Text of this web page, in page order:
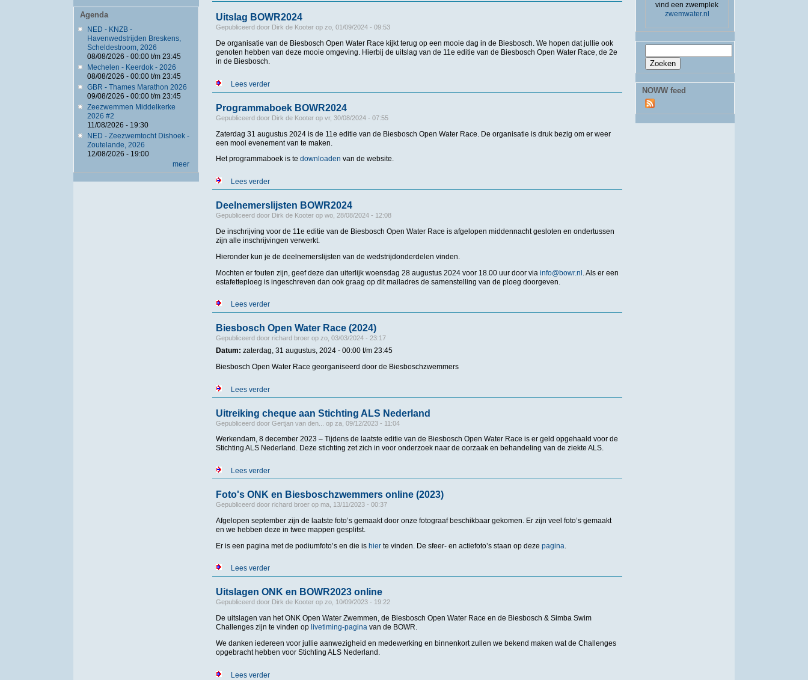
Agenda
NED - KNZB -
Havenwedstrijden Breskens,
Scheldestroom, 2026
08/08/2026 - 00:00t/m 23:45
Mechelen - Keerdok - 2026
08/08/2026 - 00:00t/m 23:45
GBR - Thames Marathon 2026
09/08/2026 - 00:00t/m 23:45
Zeezwemmen Middelkerke
2026 #2
11/08/2026 - 19:30
NED - Zeezwemtocht Dishoek -
Zoutelande, 2026
12/08/2026 - 19:00
meer
Uitslag BOWR2024
Gepubliceerd door Dirk de Kooterop zo, 01/09/2024 - 09:53
De organisatie van de Biesbosch Open Water Race kijkt terug op een mooie dag in de Biesbosch. We hopen dat jullie ook
genoten hebben van deze mooie omgeving. Hierbij de uitslag van de 11e editie van de Biesbosch Open Water Race, de 2e
in de Biesbosch.
Lees verderover Uitslag BOWR2024
Programmaboek BOWR2024
Gepubliceerd door Dirk de Kooterop vr, 30/08/2024 - 07:55
Zaterdag 31 augustus 2024 is de 11e editie van de Biesbosch Open Water Race. De organisatie is druk bezig om er weer
een mooi evenement van te maken.
Het programmaboek is te downloaden van de website.
Lees verderover Programmaboek BOWR2024
Deelnemerslijsten BOWR2024
Gepubliceerd door Dirk de Kooterop wo, 28/08/2024 - 12:08
De inschrijving voor de 11e editie van de Biesbosch Open Water Race is afgelopen middennacht gesloten en ondertussen
zijn alle inschrijvingen verwerkt.
Hieronder kun je de deelnemerslijsten van de wedstrijdonderdelen vinden.
Mochten er fouten zijn, geef deze dan uiterlijk woensdag 28 augustus 2024 voor 18.00 uur door via info@bowr.nl . Als er een
estafetteploeg is ingeschreven dan ook graag op dit mailadres de samenstelling van de ploeg doorgeven.
Lees verderover Deelnemerslijsten BOWR2024
Biesbosch Open Water Race (2024)
Gepubliceerd door richard broerop zo, 03/03/2024 - 23:17
Datum: zaterdag, 31 augustus, 2024 - 00:00t/m 23:45
Biesbosch Open Water Race georganiseerd door de Biesboschzwemmers
Lees verderover Biesbosch Open Water Race (2024)
Uitreiking cheque aan Stichting ALS Nederland
Gepubliceerd door Gertjan van den... op za, 09/12/2023 - 11:04
Werkendam, 8 december 2023 – Tijdens de laatste editie van de Biesbosch Open Water Race is er geld opgehaald voor de
Stichting ALS Nederland. Deze stichting zet zich in voor onderzoek naar de oorzaak en behandeling van de ziekte ALS.
Lees verderover Uitreiking cheque aan Stichting ALS Nederland
Foto's ONK en Biesboschzwemmers online (2023)
Gepubliceerd door richard broerop ma, 13/11/2023 - 00:37
Afgelopen september zijn de laatste foto’s gemaakt door onze fotograaf beschikbaar gekomen. Er zijn veel foto’s gemaakt
en we hebben deze in twee mappen gesplitst.
Er is een pagina met de podiumfoto’s en die is hierte vinden. De sfeer- en actiefoto’s staan op deze pagina
Lees verderover Foto's ONK en Biesboschzwemmers online (2023)
Uitslagen ONK en BOWR2023 online
Gepubliceerd door Dirk de Kooterop zo, 10/09/2023 - 19:22
De uitslagen van het ONK Open Water Zwemmen, de Biesbosch Open Water Race en de Biesbosch & Simba Swim
Challenges zijn te vinden op livetiming-paginavan de BOWR.
We danken iedereen voor jullie aanwezigheid en medewerking en binnenkort zullen we bekend maken wat de Challenges
opgebracht hebben voor Stichting ALS Nederland.
Lees verderover Uitslagen ONK en BOWR2023 online
vind een zwemplek
zwemwater.nl
Zoekveld
NOWW feed